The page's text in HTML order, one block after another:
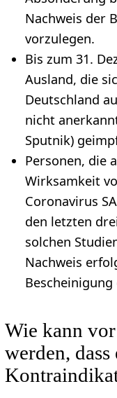
Nachweis der
vorzulegen.
Bis zum 31.
Ausland, die
Deutschland
nicht
Sputnik)
Personen, die
Wirksamkeit
Coronavirus
den letzten
solchen
Nachweis
Wie kann
werden,